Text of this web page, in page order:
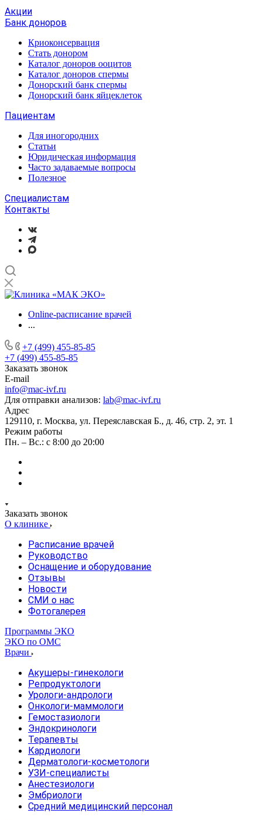
Акции
Банк доноров
Криоконсервация
Стать донором
Каталог доноров ооцитов
Каталог доноров спермы
Донорский банк спермы
Донорский банк яйцеклеток
Пациентам
Для иногородних
Статьи
Юридическая информация
Часто задаваемые вопросы
Полезное
Специалистам
Контакты
Online-расписание врачей
...
+7 (499) 455-85-85
+7 (499) 455-85-85
Заказать звонок
E-mail
info@mac-ivf.ru
Для отправки анализов: lab@mac-ivf.ru
Адрес
129110, г. Москва, ул. Переяславская Б., д. 46, стр. 2, эт. 1
Режим работы
Пн. – Вс.: с 8:00 до 20:00
Заказать звонок
О клинике
Расписание врачей
Руководство
Оснащение и оборудование
Отзывы
Новости
СМИ о нас
Фотогалерея
Программы ЭКО
ЭКО по ОМС
Врачи
Акушеры-гинекологи
Репродуктологи
Урологи-андрологи
Онкологи-маммологи
Гемостазиологи
Эндокринологи
Терапевты
Кардиологи
Дерматологи-косметологи
УЗИ-специалисты
Анестезиологи
Эмбриологи
Средний медицинский персонал